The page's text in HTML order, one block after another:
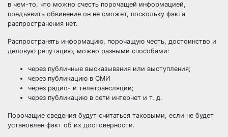
в чем-то, что можно счесть порочащей информацией,
предъявить обвинение он не сможет, поскольку факта
распространения нет.
Распространять информацию, порочащую честь, достоинство и
деловую репутацию, можно разными способами:
через публичные высказывания или выступления;
через публикацию в СМИ
через радио- и телетрансляции;
через публикацию в сети интернет и т. д.
Порочащие сведения будут считаться таковыми, если не будет
установлен факт об их достоверности.